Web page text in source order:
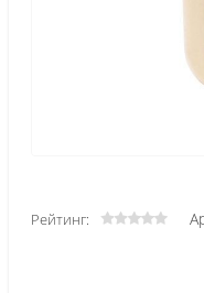
Рейтинг: